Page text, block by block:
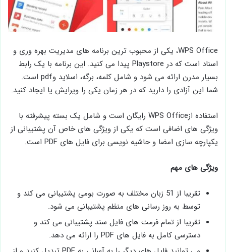
WPS Office، یکی از محبوب‌ ترین برنامه‌ های مدیریت بهره ‌وری و
اسناد است که در Playstore پیدا می‌ کنید. این برنامه با یک رابط
بسیار مدرن ارائه می شود و شامل کلمه، برگه، اسلاید وpdf است.
شما این آزادی را دارید که در هر زمان یکی را ویرایش یا ایجاد کنید.
استفاده ازWPS Office رایگان است و شامل یک بسته پیشرفته با
ویژگی های اضافی است که یکی از ویژگی های خاص آن پشتیبانی از
یکپارچه سازی امضا و حاشیه نویسی برای فایل های PDF است.
ویژگی های مهم
تقریبا از 51 زبان مختلف به صورت بومی پشتیبانی می کند و
توسط به روز رسانی های منظم پشتیبانی می شود.
تقریبا از تمام فرمت های فایل سند پشتیبانی می کند و
دسترسی کامل به فایل های PDF را ارائه می دهد.